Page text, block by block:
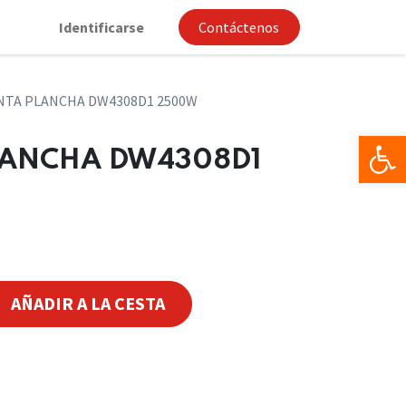
Identificarse Contáctenos
PLANCHA DW4308D1 2500W
DW4308D1
AÑADIR A LA CESTA